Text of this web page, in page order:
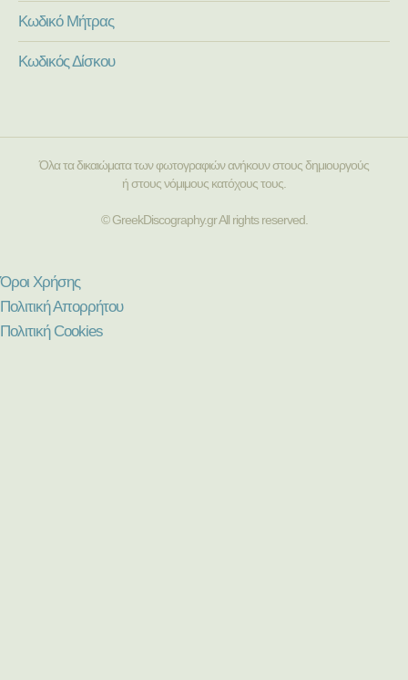
Κωδικό Μήτρας
Κωδικός Δίσκου
Όλα τα δικαιώματα των φωτογραφιών ανήκουν στους δημιουργούς
ή στους νόμιμους κατόχους τους.
© GreekDiscography.gr All rights reserved.
Όροι Χρήσης
Πολιτική Απορρήτου
Πολιτική Cookies